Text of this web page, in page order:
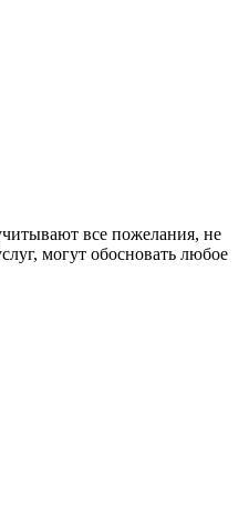
все пожелания, не
могут обосновать любое